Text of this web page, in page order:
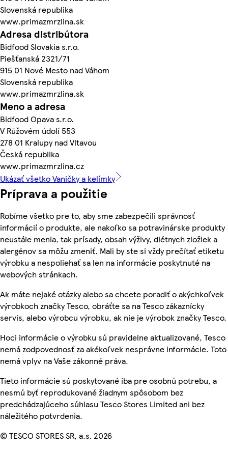
Slovenská republika
www.primazmrzlina.sk
Adresa distribútora
Bidfood Slovakia s.r.o.
Piešťanská 2321/71
915 01 Nové Mesto nad Váhom
Slovenská republika
www.primazmrzlina.sk
Meno a adresa
Bidfood Opava s.r.o.
V Růžovém údolí 553
278 01 Kralupy nad Vltavou
Česká republika
www.primazmrzlina.cz
Ukázať všetko Vaničky a kelímky
Príprava a použitie
Robíme všetko pre to, aby sme zabezpečili správnosť
informácií o produkte, ale nakoľko sa potravinárske produkty
neustále menia, tak prísady, obsah výživy, diétnych zložiek a
alergénov sa môžu zmeniť. Mali by ste si vždy prečítať etiketu
výrobku a nespoliehať sa len na informácie poskytnuté na
webových stránkach.
Ak máte nejaké otázky alebo sa chcete poradiť o akýchkoľvek
výrobkoch značky Tesco, obráťte sa na Tesco zákaznícky
servis, alebo výrobcu výrobku, ak nie je výrobok značky Tesco.
Hoci informácie o výrobku sú pravidelne aktualizované, Tesco
nemá zodpovednosť za akékoľvek nesprávne informácie. Toto
nemá vplyv na Vaše zákonné práva.
Tieto informácie sú poskytované iba pre osobnú potrebu, a
nesmú byť reprodukované žiadnym spôsobom bez
predchádzajúceho súhlasu Tesco Stores Limited ani bez
náležitého potvrdenia.
© TESCO STORES SR, a.s. 2026